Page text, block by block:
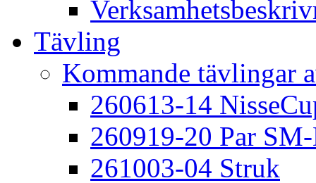
Tävling
Kommande tävlingar
260613-14
260919-20 Par
261003-04 Struk